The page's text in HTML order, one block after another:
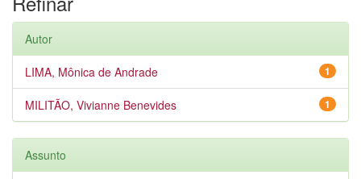
Autor
1
LIMA, Mônica de Andrade
1
MILITÃO, Vivianne Benevides
Assunto